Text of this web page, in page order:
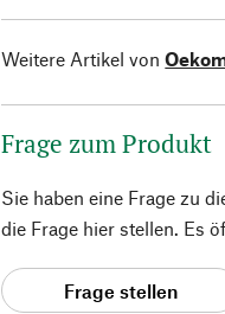
Weitere Artikel von
Frage zum Produkt
Sie haben eine Frage zu
die Frage hier stellen. Es
Frage stellen